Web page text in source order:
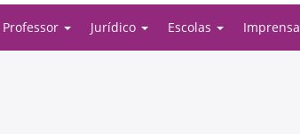
Professor Jurídico Escolas Imprensa